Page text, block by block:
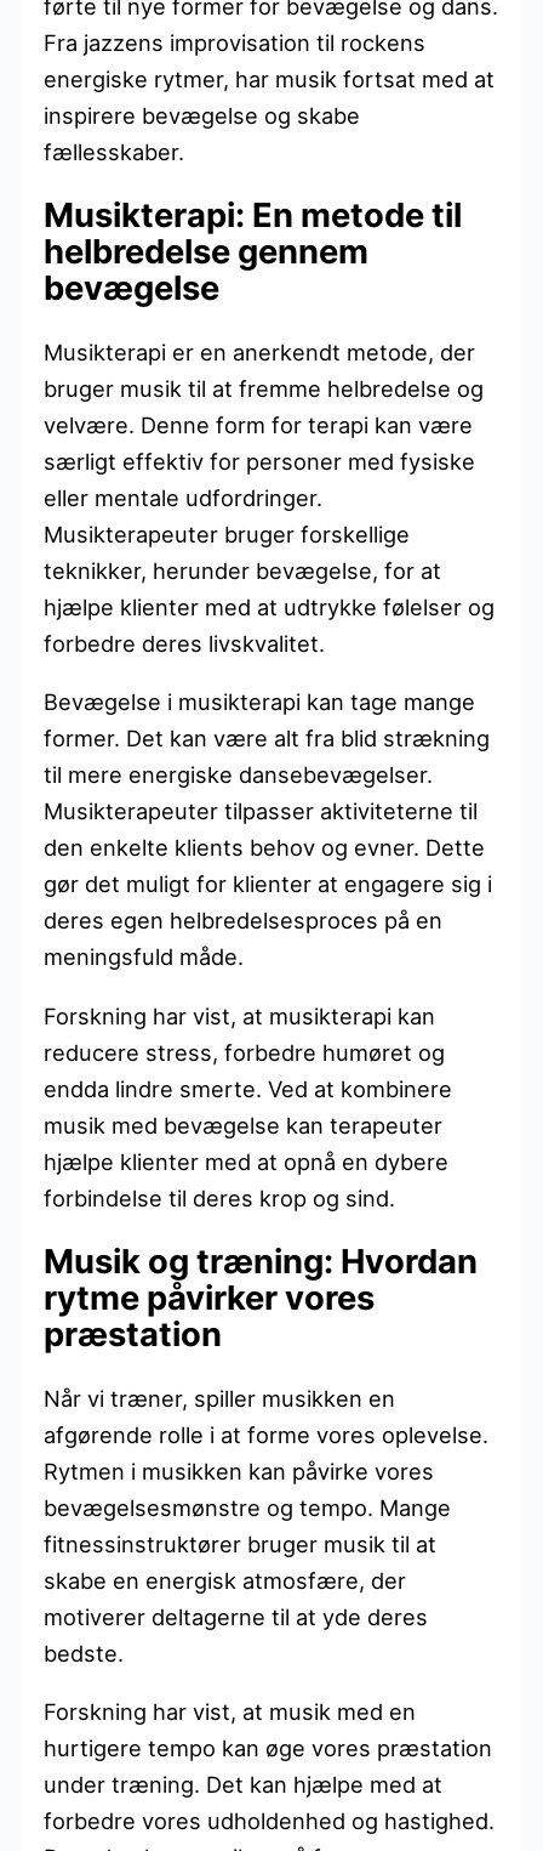
førte til nye former for bevægelse og dans.
Fra jazzens improvisation til rockens
energiske rytmer, har musik fortsat med at
inspirere bevægelse og skabe
fællesskaber.
Musikterapi: En metode til
helbredelse gennem
bevægelse
Musikterapi er en anerkendt metode, der
bruger musik til at fremme helbredelse og
velvære. Denne form for terapi kan være
særligt effektiv for personer med fysiske
eller mentale udfordringer.
Musikterapeuter bruger forskellige
teknikker, herunder bevægelse, for at
hjælpe klienter med at udtrykke følelser og
forbedre deres livskvalitet.
Bevægelse i musikterapi kan tage mange
former. Det kan være alt fra blid strækning
til mere energiske dansebevægelser.
Musikterapeuter tilpasser aktiviteterne til
den enkelte klients behov og evner. Dette
gør det muligt for klienter at engagere sig i
deres egen helbredelsesproces på en
meningsfuld måde.
Forskning har vist, at musikterapi kan
reducere stress, forbedre humøret og
endda lindre smerte. Ved at kombinere
musik med bevægelse kan terapeuter
hjælpe klienter med at opnå en dybere
forbindelse til deres krop og sind.
Musik og træning: Hvordan
rytme påvirker vores
præstation
Når vi træner, spiller musikken en
afgørende rolle i at forme vores oplevelse.
Rytmen i musikken kan påvirke vores
bevægelsesmønstre og tempo. Mange
fitnessinstruktører bruger musik til at
skabe en energisk atmosfære, der
motiverer deltagerne til at yde deres
bedste.
Forskning har vist, at musik med en
hurtigere tempo kan øge vores præstation
under træning. Det kan hjælpe med at
forbedre vores udholdenhed og hastighed.